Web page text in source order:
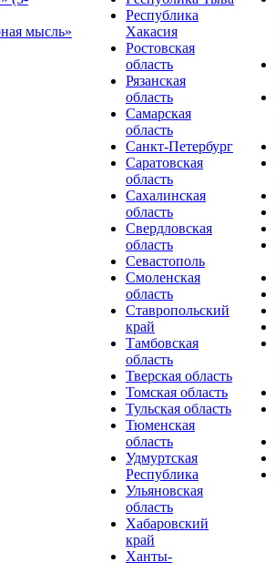
мысль»
Республика
Хакасия
Ростовская
область
Рязанская
область
Самарская
область
Санкт-Петербург
Саратовская
область
Сахалинская
область
Свердловская
область
Севастополь
Смоленская
область
Ставропольский
край
Тамбовская
область
Тверская область
Томская область
Тульская область
Тюменская
область
Удмуртская
Республика
Ульяновская
область
Хабаровский
край
Ханты-